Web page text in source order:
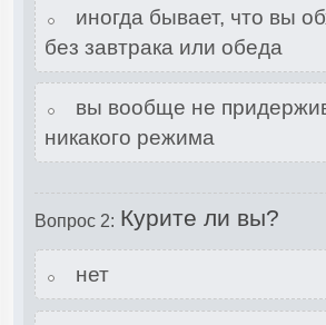
иногда бывает, что вы
без завтрака или обеда
вы вообще не
никакого режима
Вопрос 2: Курите ли вы?
нет